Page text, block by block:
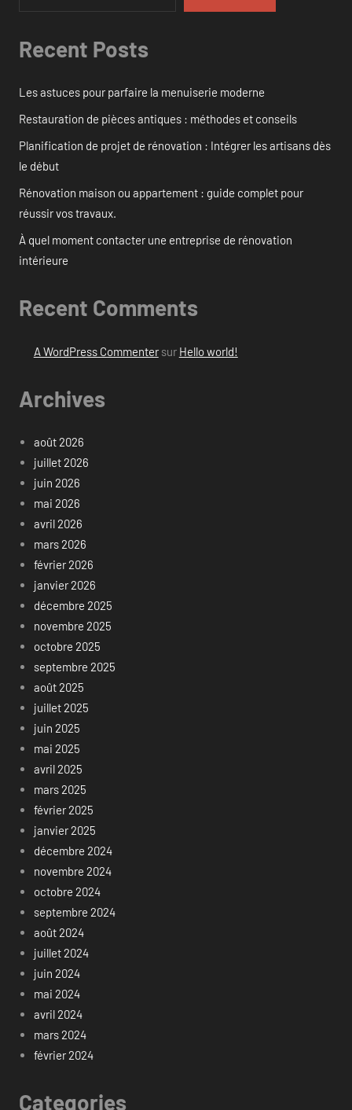
Recent Posts
Les astuces pour parfaire la menuiserie moderne
Restauration de pièces antiques : méthodes et conseils
Planification de projet de rénovation : Intégrer les artisans dès
le début
Rénovation maison ou appartement : guide complet pour
réussir vos travaux.
À quel moment contacter une entreprise de rénovation
intérieure
Recent Comments
A WordPress Commentersur Hello world!
Archives
août 2026
juillet 2026
juin 2026
mai 2026
avril 2026
mars 2026
février 2026
janvier 2026
décembre 2025
novembre 2025
octobre 2025
septembre 2025
août 2025
juillet 2025
juin 2025
mai 2025
avril 2025
mars 2025
février 2025
janvier 2025
décembre 2024
novembre 2024
octobre 2024
septembre 2024
août 2024
juillet 2024
juin 2024
mai 2024
avril 2024
mars 2024
février 2024
Categories